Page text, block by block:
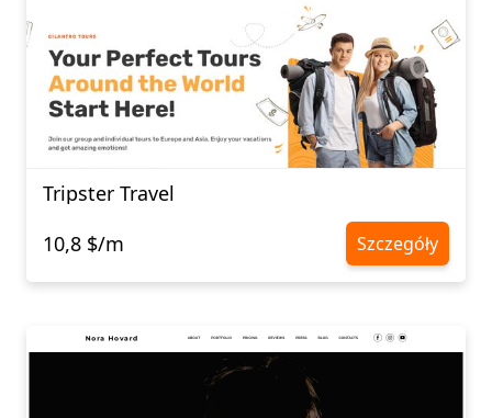
Tripster Travel
10,8 $/m
Szczegóły